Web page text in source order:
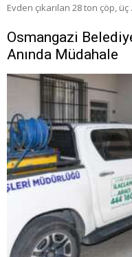
Evden çıkarılan 28 ton çöp,
Osmangazi
Anında Müdahale